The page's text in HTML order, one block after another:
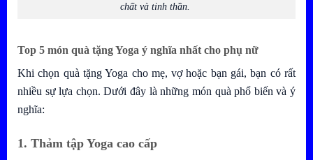
chất và tinh thần.
Top 5 món quà tặng Yoga ý nghĩa nhất cho phụ nữ
Khi chọn quà tặng Yoga cho mẹ, vợ hoặc bạn gái, bạn có rất
nhiều sự lựa chọn. Dưới đây là những món quà phổ biến và ý
nghĩa:
1. Thảm tập Yoga cao cấp